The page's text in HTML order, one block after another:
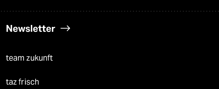
Newsletter
team zukunft
taz frisch